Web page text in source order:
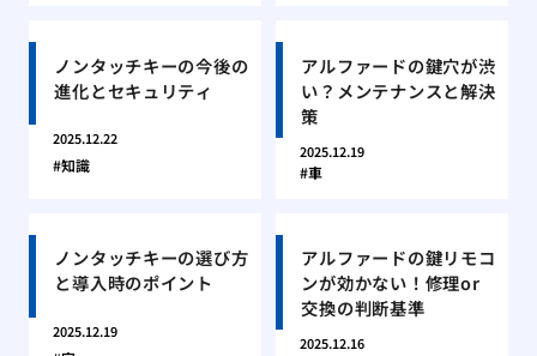
ノンタッチキーの今後の
進化とセキュリティ
2025.12.22
知識
アルファードの鍵穴が渋
い？メンテナンスと解決
策
2025.12.19
車
ノンタッチキーの選び方
と導入時のポイント
2025.12.19
アルファードの鍵リモコ
ンが効かない！修理or
交換の判断基準
2025.12.16